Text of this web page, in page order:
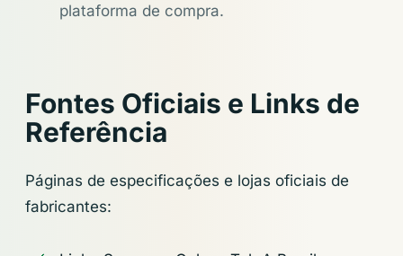
plataforma de compra.
Fontes Oficiais e Links de
Referência
Páginas de especificações e lojas oficiais de
fabricantes: